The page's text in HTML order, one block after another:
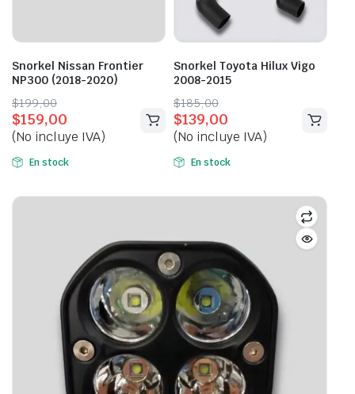
Snorkel Nissan Frontier
NP300 (2018-2020)
$199,00
Original
price
was:
$199,00.
$159,00
Current
price
is:
$159,00.
(No incluye IVA)
En stock
Snorkel Toyota Hilux Vigo
2008-2015
$185,00
Original
price
was:
$185,00.
$139,00
Current
price
is:
$139,00.
(No incluye IVA)
En stock